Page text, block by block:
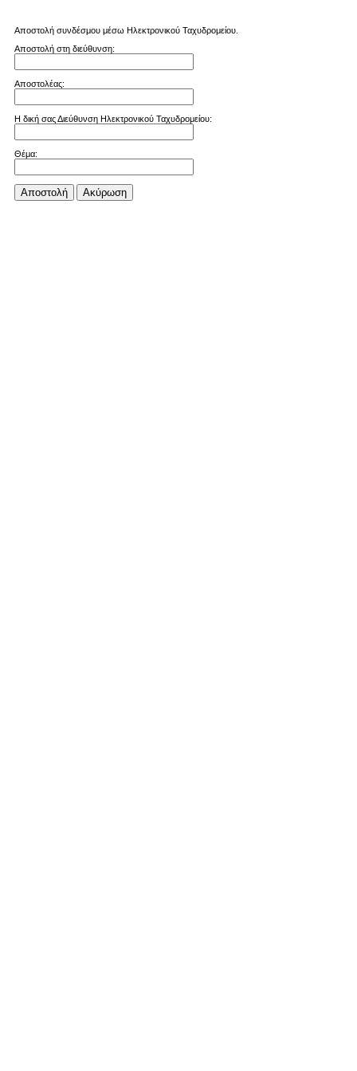
Αποστολή συνδέσμου μέσω Ηλεκτρονικού Ταχυδρομείου.
Αποστολή στη διεύθυνση:
Αποστολέας:
Η δική σας Διεύθυνση Ηλεκτρονικού Ταχυδρομείου:
Θέμα:
Αποστολή Aκύρωση